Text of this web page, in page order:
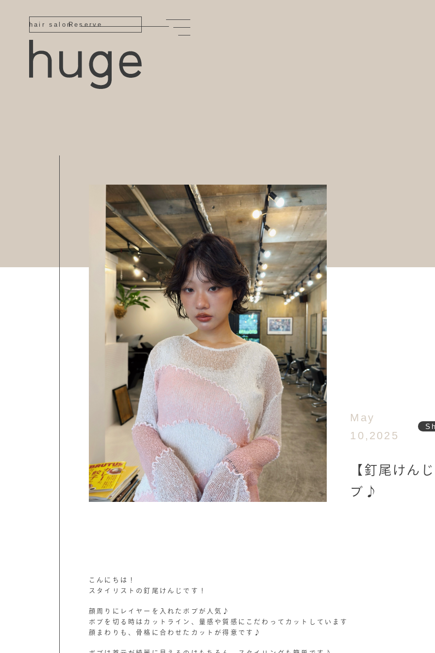
Reserve
hair salon
May
10,2025
【釘尾けん
ブ♪
こんにちは！
スタイリストの釘尾けんじです！
顔周りにレイヤーを入れたボブが人気♪
ボブを切る時はカットライン、量感や質感にこだわってカットしています
顔まわりも、骨格に合わせたカットが得意です♪